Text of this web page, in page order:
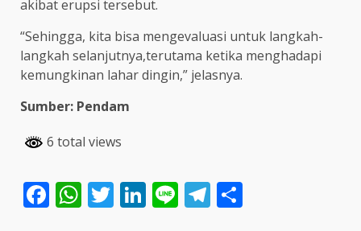
akibat erupsi tersebut.
“Sehingga, kita bisa mengevaluasi untuk langkah-
langkah selanjutnya,terutama ketika menghadapi
kemungkinan lahar dingin,” jelasnya.
Sumber: Pendam
6 total views
Facebook
WhatsApp
Twitter
LinkedIn
LineTelegram